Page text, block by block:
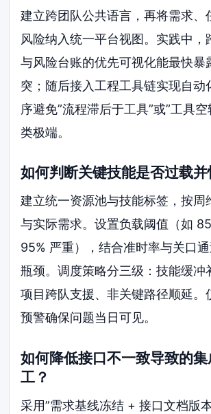
建立跨团队公共语言，再将需求、
风险纳入统一平台视图。实践中，
与风险台账的优先可视化能最快暴
突；随后接入工程工具链实现自动
序避免”流程滞后于工具”或”工具
类极端。
如何判断关键技能是否过载并
建立统一资源池与技能标签，按周
与实际需求。设置负载阈值（如
95% 严重），结合准时率与关口
瓶颈。调度策略分三级：技能缓冲
项目跨队支援、非关键路径顺延。
预警确保问题当日可见。
如何降低接口不一致导致的
工？
采用”需求基线冻结 + 接口文档版